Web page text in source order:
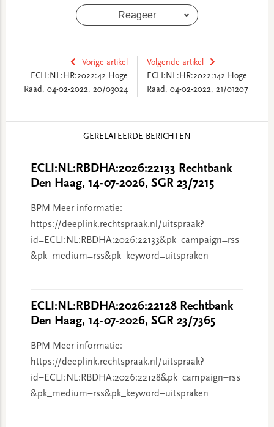
Reageer
Vorige artikel
ECLI:NL:HR:2022:42 Hoge
Raad, 04-02-2022, 20/03024
Volgende artikel
ECLI:NL:HR:2022:142 Hoge
Raad, 04-02-2022, 21/01207
GERELATEERDE BERICHTEN
ECLI:NL:RBDHA:2026:22133 Rechtbank
Den Haag, 14-07-2026, SGR 23/7215
BPM Meer informatie:
https://deeplink.rechtspraak.nl/uitspraak?
id=ECLI:NL:RBDHA:2026:22133&pk_campaign=rss
&pk_medium=rss&pk_keyword=uitspraken
ECLI:NL:RBDHA:2026:22128 Rechtbank
Den Haag, 14-07-2026, SGR 23/7365
BPM Meer informatie:
https://deeplink.rechtspraak.nl/uitspraak?
id=ECLI:NL:RBDHA:2026:22128&pk_campaign=rss
&pk_medium=rss&pk_keyword=uitspraken